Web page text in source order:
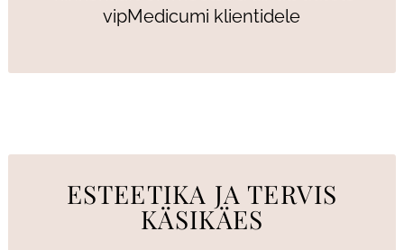
vipMedicumi klientidele
ESTEETIKA JA TERVIS
KÄSIKÄES